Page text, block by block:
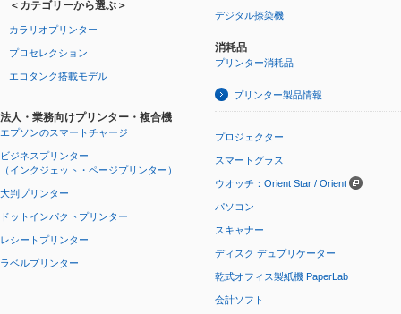
＜カテゴリーから選ぶ＞
カラリオプリンター
プロセレクション
エコタンク搭載モデル
法人・業務向けプリンター・複合機
エプソンのスマートチャージ
ビジネスプリンター
（インクジェット・ページプリンター）
大判プリンター
ドットインパクトプリンター
レシートプリンター
ラベルプリンター
デジタル捺染機
消耗品
プリンター消耗品
プリンター製品情報
プロジェクター
スマートグラス
ウオッチ：Orient Star / Orient
パソコン
スキャナー
ディスク デュプリケーター
乾式オフィス製紙機 PaperLab
会計ソフト